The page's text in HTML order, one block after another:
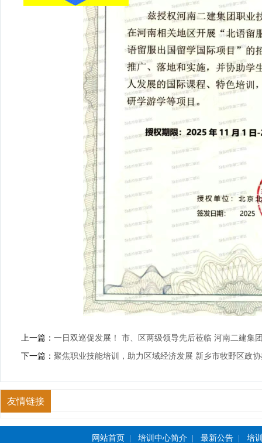
上一篇： 一日双巡促发展！ 市、区两级领导先后莅临 河南二建集
下一篇： 聚焦职业技能培训，助力区域经济发展 新乡市牧野区政
友情链接
网站首页 培训中心简介| 最新公告| 培